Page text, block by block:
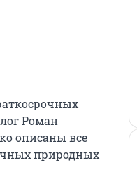
Роман
описаны все
природных